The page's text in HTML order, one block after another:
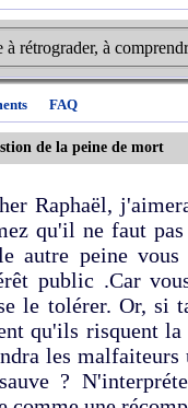
à rétrograder, à
FAQ
de la peine de mort
Raphaël,
qu'il ne faut
autre peine
public .Car
le tolérer. Or, si
qu'ils risquent
les
?